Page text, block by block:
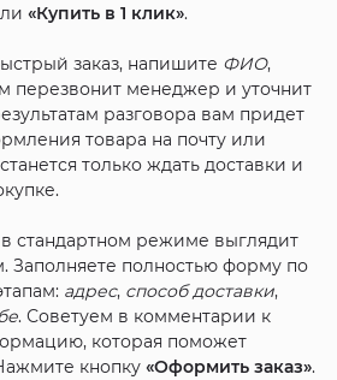
«Купить в 1 клик».
заказ, напишите ФИО,
перезвонит менеджер и уточнит
разговора вам придет
товара на почту или
только ждать доставки и
стандартном режиме выглядит
Заполняете полностью форму по
адрес, способ доставки,
. Советуем в комментарии к
которая поможет
кнопку «Оформить заказ».